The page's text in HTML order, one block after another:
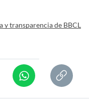
y transparencia de BBCL